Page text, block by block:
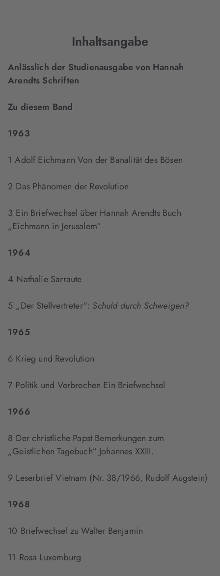
Inhaltsangabe
Anlässlich der Studienausgabe von Hannah
Arendts Schriften
Zu diesem Band
1963
1 Adolf Eichmann Von der Banalität des Bösen
2 Das Phänomen der Revolution
3 Ein Briefwechsel über Hannah Arendts Buch
„Eichmann in Jerusalem“
1964
4 Nathalie Sarraute
5 „Der Stellvertreter“: Schuld durch Schweigen?
1965
6 Krieg und Revolution
7 Politik und Verbrechen Ein Briefwechsel
1966
8 Der christliche Papst Bemerkungen zum
„Geistlichen Tagebuch“ Johannes XXIII.
9 Leserbrief Vietnam (Nr. 38/1966, Rudolf Augstein)
1968
10 Briefwechsel zu Walter Benjamin
11 Rosa Luxemburg